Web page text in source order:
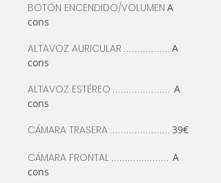
BOTÓN ENCENDIDO/VOLUMEN A
cons
ALTAVOZ AURICULAR ................. A
cons
ALTAVOZ ESTÉREO ..................... A
cons
CÁMARA TRASERA ...................... 39€
CÁMARA FRONTAL ..................... A
cons